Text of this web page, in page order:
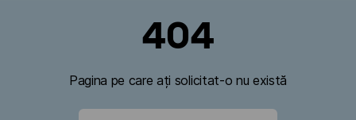
404
Pagina pe care ați solicitat-o nu există